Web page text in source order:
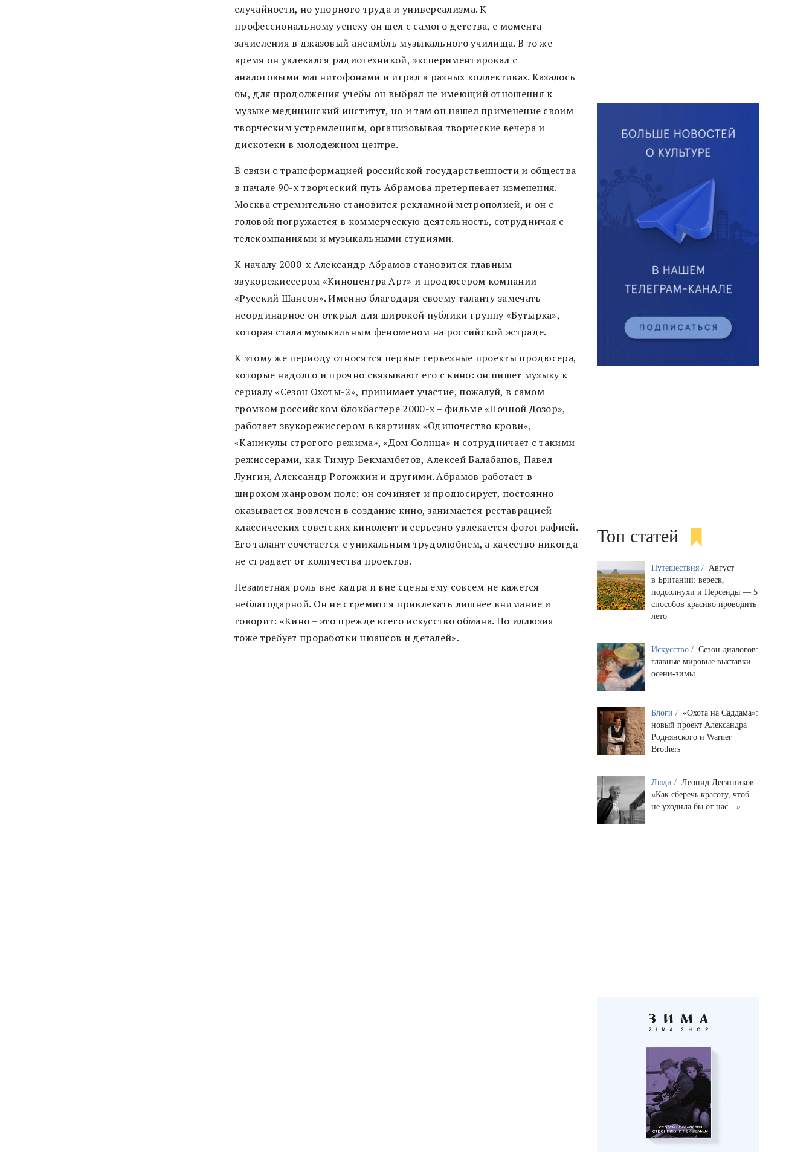
случайности, но упорного труда и универсализма. К
профессиональному успеху он шел с самого детства, с момента
зачисления в джазовый ансамбль музыкального училища. В то же
время он увлекался радиотехникой, экспериментировал с
аналоговыми магнитофонами и играл в разных коллективах. Казалось
бы, для продолжения учебы он выбрал не имеющий отношения к
музыке медицинский институт, но и там он нашел применение своим
творческим устремлениям, организовывая творческие вечера и
дискотеки в молодежном центре.
В связи с трансформацией российской государственности и общества
в начале 90-х творческий путь Абрамова претерпевает изменения.
Москва стремительно становится рекламной метрополией, и он с
головой погружается в коммерческую деятельность, сотрудничая с
телекомпаниями и музыкальными студиями.
К началу 2000-х Александр Абрамов становится главным
звукорежиссером «Киноцентра Арт» и продюсером компании
«Русский Шансон». Именно благодаря своему таланту замечать
неординарное он открыл для широкой публики группу «Бутырка»,
которая стала музыкальным феноменом на российской эстраде.
К этому же периоду относятся первые серьезные проекты продюсера,
которые надолго и прочно связывают его с кино: он пишет музыку к
сериалу «Сезон Охоты-2», принимает участие, пожалуй, в самом
громком российском блокбастере 2000-х – фильме «Ночной Дозор»,
работает звукорежиссером в картинах «Одиночество крови»,
«Каникулы строгого режима», «Дом Солнца» и сотрудничает с такими
режиссерами, как Тимур Бекмамбетов, Алексей Балабанов, Павел
Лунгин, Александр Рогожкин и другими. Абрамов работает в
широком жанровом поле: он сочиняет и продюсирует, постоянно
оказывается вовлечен в создание кино, занимается реставрацией
классических советских кинолент и серьезно увлекается фотографией.
Его талант сочетается с уникальным трудолюбием, а качество никогда
не страдает от количества проектов.
Незаметная роль вне кадра и вне сцены ему совсем не кажется
неблагодарной. Он не стремится привлекать лишнее внимание и
говорит: «Кино – это прежде всего искусство обмана. Но иллюзия
тоже требует проработки нюансов и деталей».
Топ статей
Путешествия / Август
в Британии: вереск,
подсолнухи и Персеиды — 5
способов красиво проводить
лето
Искусство / Сезон диалогов:
главные мировые выставки
осени-зимы
Блоги / «Охота на Саддама»:
новый проект Александра
Роднянского и Warner
Brothers
Люди / Леонид Десятников:
«Как сберечь красоту, чтоб
не уходила бы от нас…»